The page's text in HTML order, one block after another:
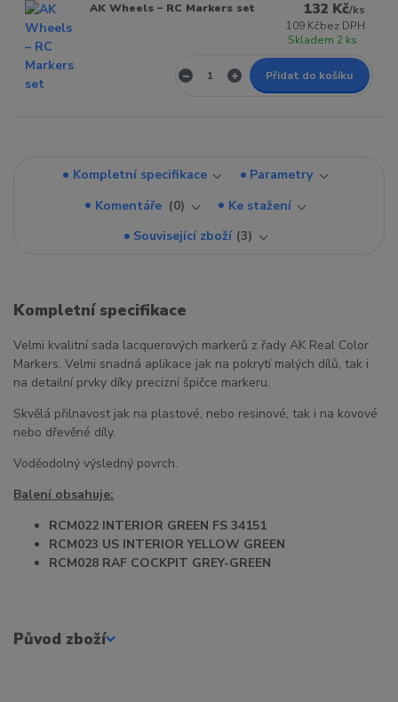
AK Wheels – RC Markers set 132 Kč/ks
109 Kčbez DPH
Skladem 2 ks
Přidat do košíku
Kompletní specifikace
Parametry
Komentáře
0
Ke stažení
Související zboží 3
Kompletní specifikace
Velmi kvalitní sada lacquerových markerů z řady AK Real Color
Markers. Velmi snadná aplikace jak na pokrytí malých dílů, tak i
na detailní prvky díky precizní špičce markeru.
Skvělá přilnavost jak na plastové, nebo resinové, tak i na kovové
nebo dřevěné díly.
Voděodolný výsledný povrch.
Balení obsahuje:
RCM022 INTERIOR GREEN FS 34151
RCM023 US INTERIOR YELLOW GREEN
RCM028 RAF COCKPIT GREY-GREEN
Původ zboží